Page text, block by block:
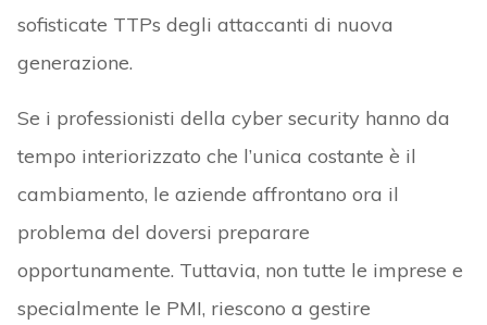
sofisticate TTPs degli attaccanti di nuova
generazione.
Se i professionisti della cyber security hanno da
tempo interiorizzato che l’unica costante è il
cambiamento, le aziende affrontano ora il
problema del doversi preparare
opportunamente. Tuttavia, non tutte le imprese e
specialmente le PMI, riescono a gestire